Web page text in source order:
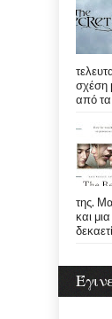
σχέση
από τα
της.
και